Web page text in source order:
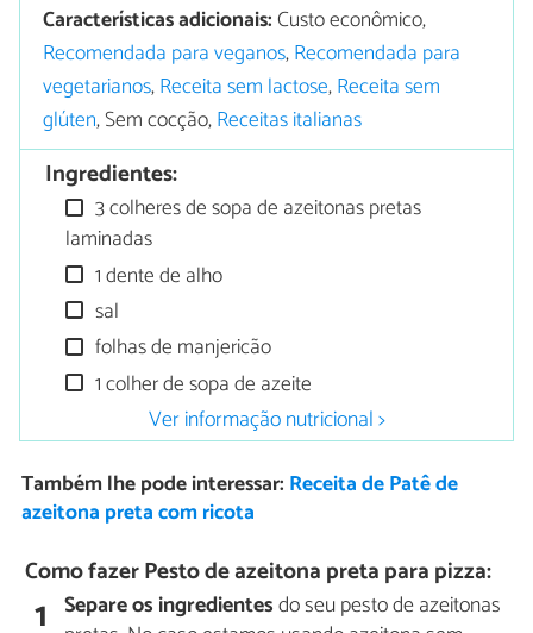
Características adicionais:Custo econômico,
Recomendada para veganos,Recomendada para
vegetarianos,Receita sem lactose,Receita sem
glúten, Sem cocção,Receitas italianas
Ingredientes:
3 colheres de sopa de azeitonas pretas
laminadas
1 dente de alho
sal
folhas de manjericão
1 colher de sopa de azeite
Ver informação nutricional >
Também lhe pode interessar: Receita de Patê de
azeitona preta com ricota
Como fazer Pesto de azeitona preta para pizza:
1 Separe os ingredientesdo seu pesto de azeitonas